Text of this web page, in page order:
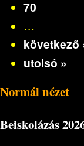
70
…
következő
utolsó »
Normál nézet
Beiskolázás